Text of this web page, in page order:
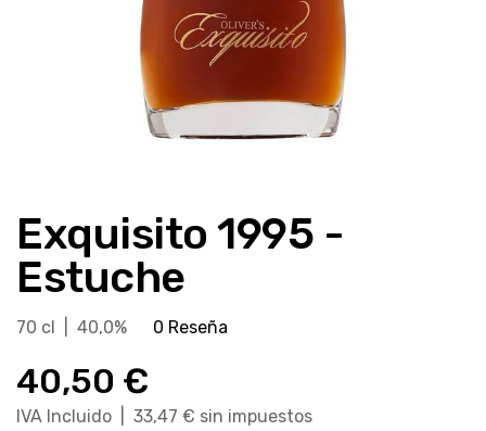
comienzo
de
la
de
Exquisito 1995 -
Estuche
70 cl | 40,0% 0 Reseña
40,50 €
IVA Incluido | 33,47 € sin impuestos